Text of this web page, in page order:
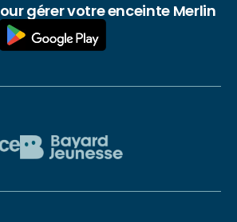
gérer votre enceinte Merlin